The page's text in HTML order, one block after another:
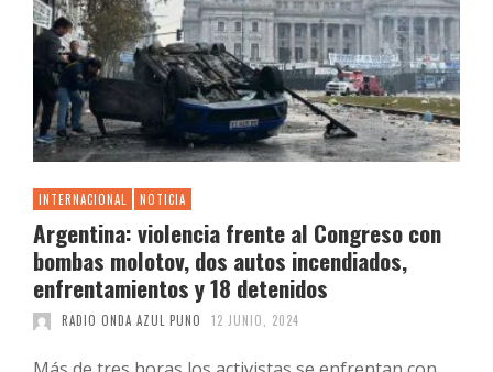
INTERNACIONAL NOTICIA
Argentina: violencia frente al Congreso con
bombas molotov, dos autos incendiados,
enfrentamientos y 18 detenidos
RADIO ONDA AZUL PUNO 12 JUNIO, 2024